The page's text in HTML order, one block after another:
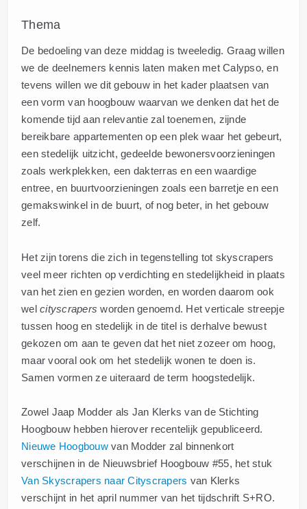
Thema
De bedoeling van deze middag is tweeledig. Graag willen
we de deelnemers kennis laten maken met Calypso, en
tevens willen we dit gebouw in het kader plaatsen van
een vorm van hoogbouw waarvan we denken dat het de
komende tijd aan relevantie zal toenemen, zijnde
bereikbare appartementen op een plek waar het gebeurt,
een stedelijk uitzicht, gedeelde bewonersvoorzieningen
zoals werkplekken, een dakterras en een waardige
entree, en buurtvoorzieningen zoals een barretje en een
gemakswinkel in de buurt, of nog beter, in het gebouw
zelf.
Het zijn torens die zich in tegenstelling tot skyscrapers
veel meer richten op verdichting en stedelijkheid in plaats
van het zien en gezien worden, en worden daarom ook
wel cityscrapers worden genoemd. Het verticale streepje
tussen hoog en stedelijk in de titel is derhalve bewust
gekozen om aan te geven dat het niet zozeer om hoog,
maar vooral ook om het stedelijk wonen te doen is.
Samen vormen ze uiteraard de term hoogstedelijk.
Zowel Jaap Modder als Jan Klerks van de Stichting
Hoogbouw hebben hierover recentelijk gepubliceerd.
Nieuwe Hoogbouwvan Modder zal binnenkort
verschijnen in de Nieuwsbrief Hoogbouw #55, het stuk
Van Skyscrapers naar Cityscrapers van Klerks
verschijnt in het april nummer van het tijdschrift S+RO.